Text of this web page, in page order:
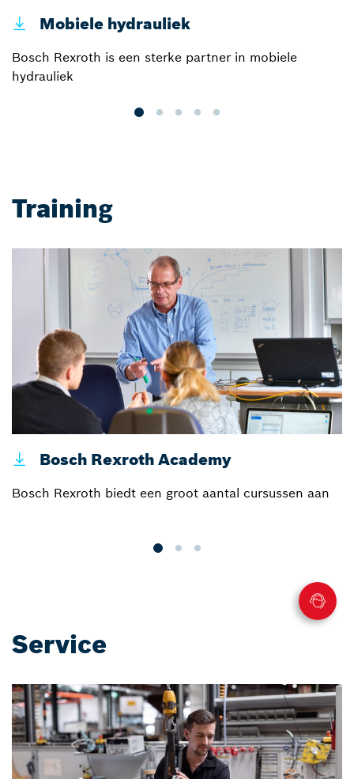
Mobiele hydrauliek
Bosch Rexroth is een sterke partner in mobiele
hydrauliek
Training
Bosch Rexroth Academy
Bosch Rexroth biedt een groot aantal cursussen aan
Service